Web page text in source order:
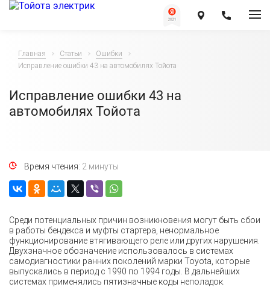
Главная Статьи
Ошибки
Исправление ошибки 43 на автомобилях Тойота
Исправление ошибки 43 на
автомобилях Тойота
Время чтения: 2 минуты
Среди потенциальных причин возникновения могут быть сбои
в работы бендекса и муфты стартера, ненормальное
функционирование втягивающего реле или других нарушения.
Двухзначное обозначение использовалось в системах
самодиагностики ранних поколений марки Toyota, которые
выпускались в период с 1990 по 1994 годы. В дальнейших
системах применялись пятизначные коды неполадок.